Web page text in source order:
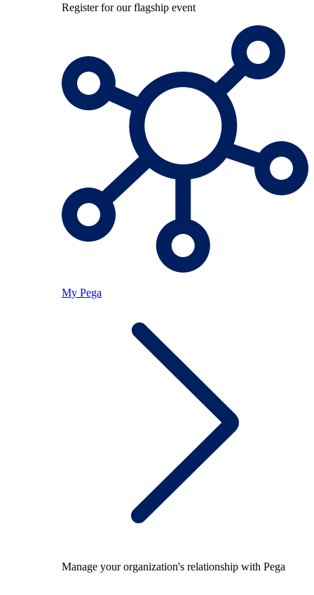
Register for our flagship event
My Pega
Manage your organization's relationship with Pega